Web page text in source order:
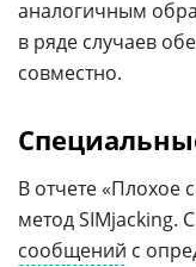
аналогичным
в ряде случаев
совместно.
В отчете «Плохое
метод SIMjacking.
сообщений с